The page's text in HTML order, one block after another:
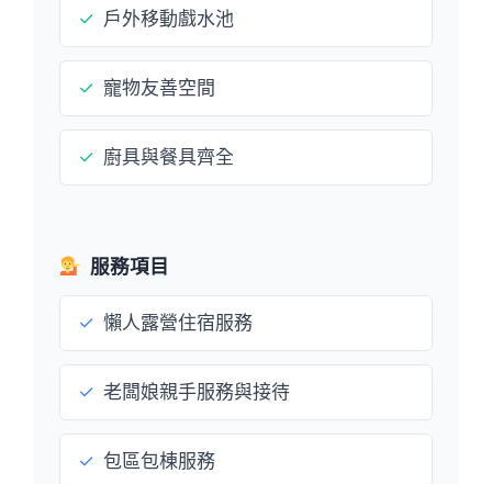
✓ 戶外移動戲水池
✓ 寵物友善空間
✓ 廚具與餐具齊全
服務項目
✓ 懶人露營住宿服務
✓ 老闆娘親手服務與接待
✓ 包區包棟服務